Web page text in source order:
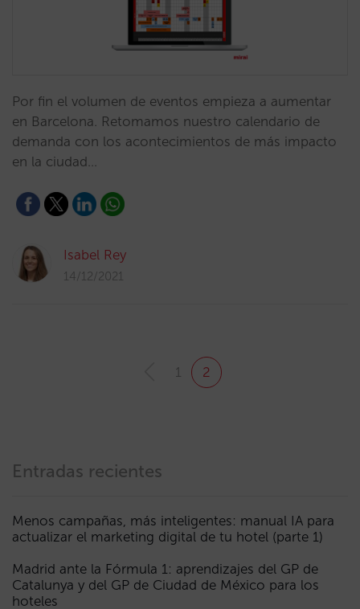
Por fin el volumen de eventos empieza a aumentar
en Barcelona. Retomamos nuestro calendario de
demanda con los acontecimientos de más impacto
en la ciudad…
Isabel Rey
14/12/2021
1 2
Entradas recientes
Menos campañas, más inteligentes: manual IA para
actualizar el marketing digital de tu hotel (parte 1)
Madrid ante la Fórmula 1: aprendizajes del GP de
Catalunya y del GP de Ciudad de México para los
hoteles